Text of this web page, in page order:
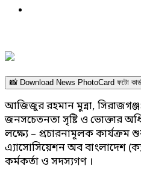
📸 Download News PhotoCard ফটো
আজিজুর রহমান মুন্না,
জনসচেতনতা সৃষ্টি ও ভোক্তার
লক্ষ্যে – প্রচারনামূলক
এ্যাসোসিয়েশন অব বাংলাদেশ
কর্মকর্তা ও সদস্যগণ ।